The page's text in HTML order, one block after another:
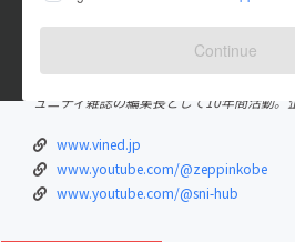
Continue
出身国：日本 出身地：兵庫県
1982年、兵庫県赤穂市生まれ。現在は神
年以上にわたり紙媒体の編集に携わり、
ュニティ雑誌の編集長として10年間活動。
www.vined.jp
www.youtube.com/@zeppinkobe
www.youtube.com/@sni-hub